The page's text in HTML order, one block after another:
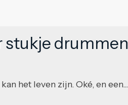
stukje drummen
het leven zijn. Oké, en een...